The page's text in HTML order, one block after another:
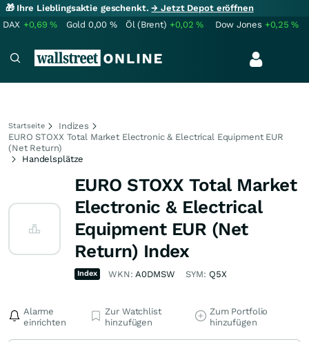
🎁 Ihre Lieblingsaktie geschenkt.→ Jetzt Depot eröffnen
DAX +0,69% Gold 0,00 % Öl (Brent) +0,02% Dow Jones +0,25%
Startseite
Indizes
EURO STOXX Total Market Electronic & Electrical Equipment EUR
(Net Return)
Handelsplätze
EURO STOXX Total Market
Electronic & Electrical
Equipment EUR (Net
Return) Index
Index WKN:A0DMSW SYM: Q5X
Alarme
einrichten
Zur Watchlist
hinzufügen
Zum Portfolio
hinzufügen